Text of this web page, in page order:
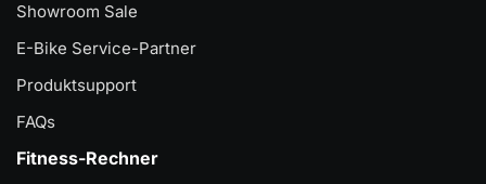
Showroom Sale
E-Bike Service-Partner
Produktsupport
FAQs
Fitness-Rechner